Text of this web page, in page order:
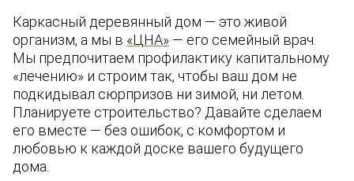
Каркасный деревянный дом — это живой
организм, а мы в «ЦНА» — его семейный врач.
Мы предпочитаем профилактику капитальному
«лечению» и строим так, чтобы ваш дом не
подкидывал сюрпризов ни зимой, ни летом.
Планируете строительство? Давайте сделаем
его вместе — без ошибок, с комфортом и
любовью к каждой доске вашего будущего
дома.